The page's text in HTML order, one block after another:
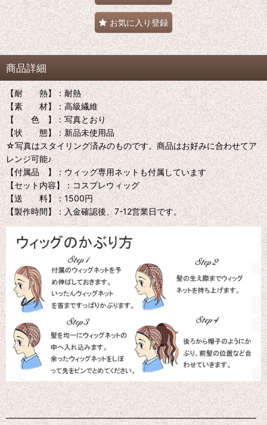
お気に入り登録
商品詳細
【耐 熱】：耐熱
【素 材】：高級繊維
【 色 】：写真とおり
【状 態】：新品未使用品
☆写真はスタイリング済みのものです。商品はお好みに合わせてア
レンジ可能♪
【付属品 】：ウィッグ専用ネットも付属しています
【セット内容】：コスプレウィッグ
【送 料】：1500円
【製作時間】：入金確認後、7-12営業日です。
━━━━━━━━━━━━━━━━━━━━━━━━━━━━━━